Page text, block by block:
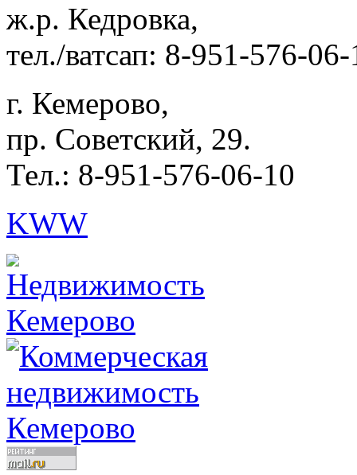
ж.р. Кедровка,
тел./ватсап: 8-951-576-
г. Кемерово,
пр. Советский, 29.
Тел.: 8-951-576-06-10
KWW